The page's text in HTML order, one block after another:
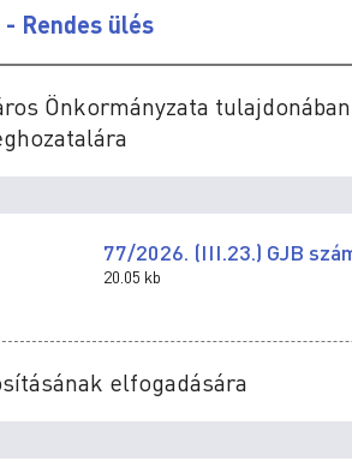
Rendes ülés
Önkormányzata
77/2026. (III.23.) GJB
20.05 kb
elfogadására